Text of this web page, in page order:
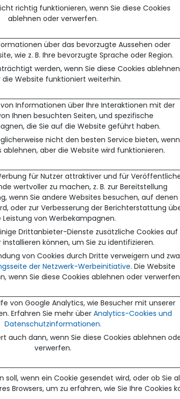
richtig funktionieren, wenn Sie diese Cookies
ablehnen oder verwerfen.
über das bevorzugte Aussehen oder
wie z. B. Ihre bevorzugte Sprache oder Region.
werden, wenn Sie diese Cookies
die Website funktioniert weiterhin.
Informationen über Ihre Interaktionen mit der
Ihnen besuchten Seiten, und spezifische
die Sie auf die Website geführt haben.
nicht den besten Service bieten, wenn
ablehnen, aber die Website wird funktionieren.
für Nutzer attraktiver und für
wertvoller zu machen, z. B. zur Bereitstellung
wenn Sie andere Websites besuchen, auf denen
oder zur Verbesserung der Berichterstattung
Leistung von Werbekampagnen.
Drittanbieter-Dienste zusätzliche Cookies auf
installieren können, um Sie zu identifizieren.
von Cookies durch Dritte verweigern und
der Netzwerk-Werbeinitiative. Die Website
wenn Sie diese Cookies ablehnen oder
von Google Analytics, wie Besucher mit unserer
Erfahren Sie mehr überAnalytics-Cookies und
Datenschutzinformationen.
auch dann, wenn Sie diese Cookies ablehnen
verwerfen.
wenn ein Cookie gesendet wird, oder ob Sie
Browsers, um zu erfahren, wie Sie Ihre Cookies